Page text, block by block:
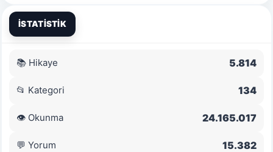
İSTATİSTİK
📚 Hikaye 5.814
📂 Kategori 134
👁️ Okunma 24.165.017
💬 Yorum 15.382